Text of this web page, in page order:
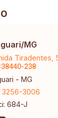
MG
Tiradentes,
38440-238
- MG
3256-3006
684-J